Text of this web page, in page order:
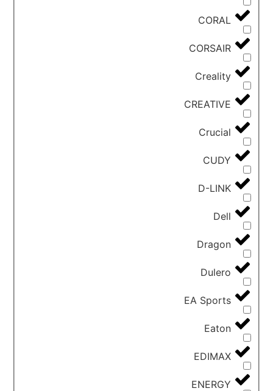
CORAL
CORSAIR
Creality
CREATIVE
Crucial
CUDY
D-LINK
Dell
Dragon
Dulero
EA Sports
Eaton
EDIMAX
ENERGY